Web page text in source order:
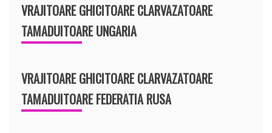
VRAJITOARE GHICITOARE CLARVAZATOARE
TAMADUITOARE UNGARIA
VRAJITOARE GHICITOARE CLARVAZATOARE
TAMADUITOARE FEDERATIA RUSA